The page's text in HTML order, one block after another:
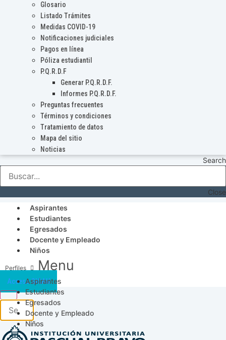
Glosario
Listado Trámites
Medidas COVID-19
Notificaciones judiciales
Pagos en línea
Póliza estudiantil
P.Q.R.D.F
Generar P.Q.R.D.F.
Informes P.Q.R.D.F.
Preguntas frecuentes
Términos y condiciones
Tratamiento de datos
Mapa del sitio
Noticias
Search
Close
Aspirantes
Estudiantes
Egresados
Docente y Empleado
Niños
Menu
Aspirantes
Estudiantes
Egresados
Docente y Empleado
Niños
Acceso SICAU